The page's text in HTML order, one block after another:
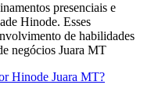
presenciais e
Hinode. Esses
de habilidades
negócios Juara MT
Hinode Juara MT?